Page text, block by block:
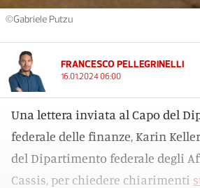
©Gabriele Putzu
FRANCESCO PELLEGRINELLI
16.01.2024 06:00
Una lettera inviata al Capo del
federale delle finanze, Karin
del Dipartimento federale degli
Cassis, per chiedere chiarimenti